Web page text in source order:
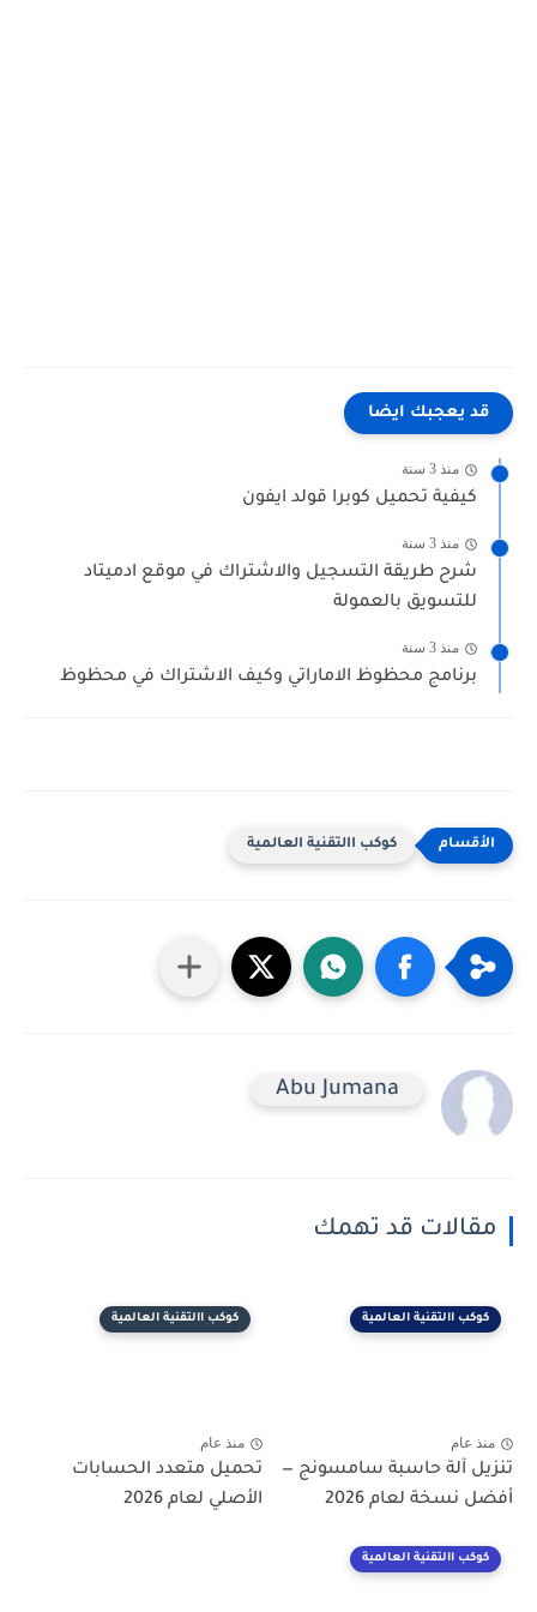
قد يعجبك ايضا
منذ 3 سنة
كيفية تحميل كوبرا قولد ايفون
منذ 3 سنة
شرح طريقة التسجيل والاشتراك في موقع ادميتاد
للتسويق بالعمولة
منذ 3 سنة
برنامج محظوظ الاماراتي وكيف الاشتراك في محظوظ
كوكب االتقنية العالمية
Abu Jumana
مقالات قد تهمك
كوكب االتقنية العالمية
منذ عام
تنزيل آلة حاسبة سامسونج —
أفضل نسخة لعام 2026
كوكب االتقنية العالمية
منذ عام
تحميل متعدد الحسابات
الأصلي لعام 2026
كوكب االتقنية العالمية